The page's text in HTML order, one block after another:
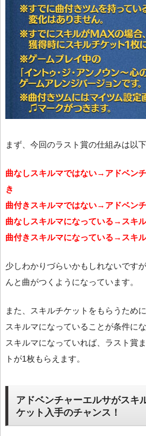
まず、今回のラスト賞の仕組みは以
曲なしスキルマではない→アドベン
き
曲付きスキルマではない→アドベン
曲なしスキルマになっている→スキ
曲付きスキルマになっている→スキ
少しわかりづらいかもしれないです
んと曲がつくようになっています。
また、スキルチケットをもらうため
スキルマになっていることが条件にな
スキルマになっていれば、ラスト賞
トが1枚もらえます。
アドベンチャーエルサがスキ
ケット入手のチャンス！